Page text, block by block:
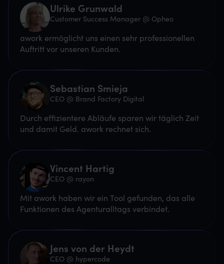
Ulrike Grunwald
Customer Success Manager @ Opheo
awork ermöglicht uns einen sehr professionellen
Auftritt vor unseren Kunden.
Sebastian Smieja
CEO @ Brand Factory Digital
Durch effizientere Abläufe sparen wir täglich Zeit
und damit Geld. awork rechnet sich.
Vincent Hartig
CEO @ rayon
Mit awork haben wir ein Tool gefunden, das alle
Funktionen des Agenturalltags verbindet.
Jens von der Heydt
CEO @ hypercode